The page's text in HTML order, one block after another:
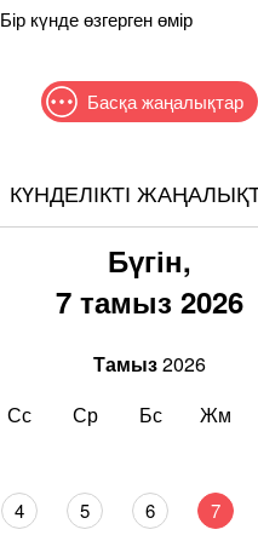
Бір күнде өзгерген өмір
Басқа жаңалықтар
КҮНДЕЛІКТІ
Бүгін,
7 тамыз 2026
Тамыз2026
Сс Ср Бс Жм
4 5 6 7